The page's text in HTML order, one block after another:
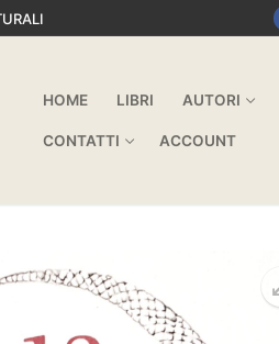
HOME LIBRI AUTORI
CONTATTI ACCOUNT